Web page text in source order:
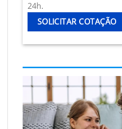
24h.
SOLICITAR COTAÇÃO